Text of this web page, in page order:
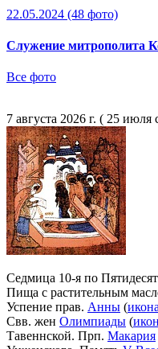
22.05.2024 (48 фото)
Служение митрополита
Все фото
7 августа 2026 г. ( 25 июля
Седмица 10-я по
Пища с растительным
Успение прав. Анны (
Свв. жен Олимпиады (
Тавеннской. Прп. Макария